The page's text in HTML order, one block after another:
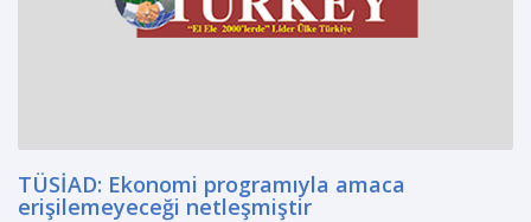
TÜSİAD: Ekonomi programıyla amaca
erişilemeyeceği netleşmiştir